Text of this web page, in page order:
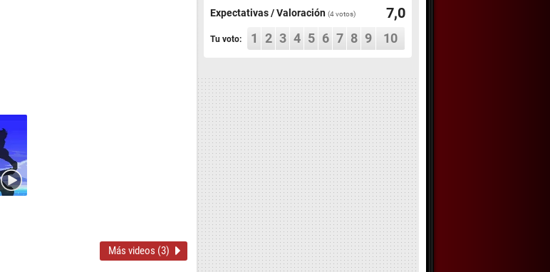
Más videos (3)
Expectativas / Valoración (4votos) 7,0
Tu voto: 1 2 3 4 5 6 7 8 9 10